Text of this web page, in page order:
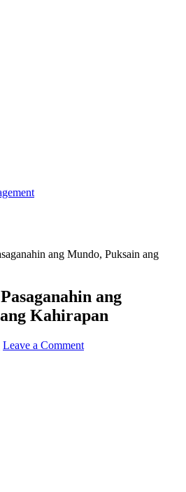
ang Mundo, Puksain ang
ang
Kahirapan
Leave a Comment